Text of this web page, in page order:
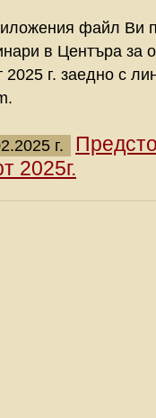
файл Ви
в Центъра за
2025 г. заедно с
г.
2025г.